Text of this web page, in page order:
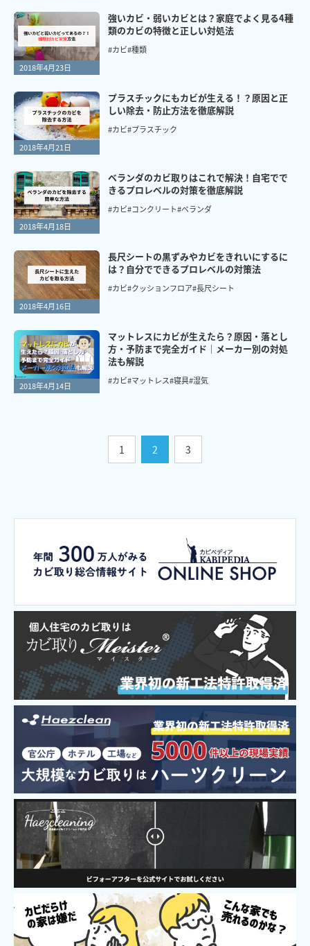
2018年4月23日
強いカビ・弱いカビとは？家庭でよく見る4種
類のカビの特徴と正しい対処法
#カビ#種類
2018年4月21日
プラスチックにもカビが生える！？原因と正
しい除去・防止方法を徹底解説
#カビ#プラスチック
2018年4月18日
ベランダのカビ取りはこれで解決！自宅でで
きるプロレベルの対策を徹底解説
#カビ#コンクリート#ベランダ
2018年4月16日
長尺シートの黒ずみやカビをきれいにするに
は？自分でできるプロレベルの対策法
#カビ#クッションフロア#長尺シート
2018年4月14日
マットレスにカビが生えたら？原因・落とし
方・予防まで完全ガイド｜メーカー別の対処
法も解説
#カビ#マットレス#寝具#湿気
1 2 3